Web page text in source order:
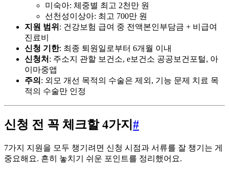
미숙아: 체중별 최고 2천만 원
선천성이상아: 최고 700만 원
지원 범위 : 건강보험 급여 중 전액본인부담금 + 비급여
진료비
신청 기한: 최종 퇴원일로부터 6개월 이내
신청처 : 주소지 관할 보건소, e보건소 공공보건포털, 아
이마중앱
주의 : 외모 개선 목적의 수술은 제외, 기능 문제 치료 목
적의 수술만 인정
신청 전 꼭 체크할 4가지 #
7가지 지원을 모두 챙기려면 신청 시점과 서류를 잘 챙기는 게
중요해요. 흔히 놓치기 쉬운 포인트를 정리했어요.